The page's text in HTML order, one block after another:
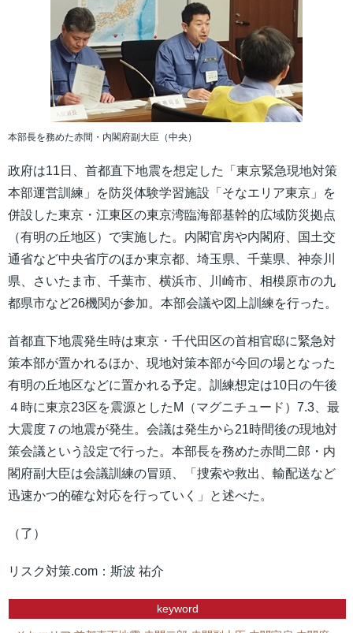
本部長を務めた赤間・内閣府副大臣（中央）
政府は11日、首都直下地震を想定した「東京緊急現地対策
本部運営訓練」を防災体験学習施設「そなエリア東京」を
併設した東京・江東区の東京湾臨海部基幹的広域防災拠点
（有明の丘地区）で実施した。内閣官房や内閣府、国土交
通省など中央省庁のほか東京都、埼玉県、千葉県、神奈川
県、さいたま市、千葉市、横浜市、川崎市、相模原市の九
都県市など26機関が参加。本部会議や図上訓練を行った。
首都直下地震発生時は東京・千代田区の首相官邸に緊急対
策本部が置かれるほか、現地対策本部が今回の場となった
有明の丘地区などに置かれる予定。訓練想定は10日の午後
４時に東京23区を震源としたM（マグニチュード）7.3、最
大震度７の地震が発生。会議は発生から21時間後の現地対
策会議という設定で行った。本部長を務めた赤間二郎・内
閣府副大臣は会議訓練の冒頭、「捜索や救出、輸配送など
迅速かつ的確な対応を行っていく」と述べた。
（了）
リスク対策.com：斯波 祐介
keyword